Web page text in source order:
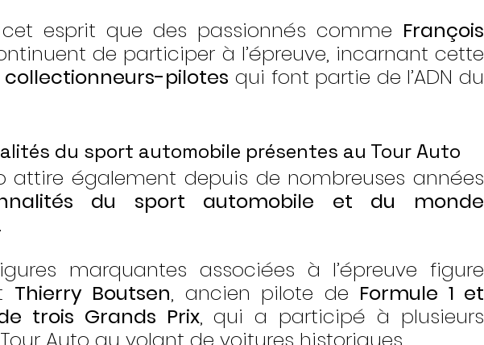
cet esprit que des passionnés comme François
de participer à l’épreuve, incarnant cette
collectionneurs-pilotes qui font partie de l’ADN du
du sport automobile présentes au Tour Auto
attire également depuis de nombreuses années
du sport automobile et du monde
.
marquantes associées à l’épreuve figure
Thierry Boutsen, ancien pilote de Formule 1 et
trois Grands Prix, qui a participé à plusieurs